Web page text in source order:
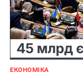
45 млрд
ЕКОНОМІКА